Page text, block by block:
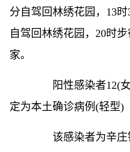
分自驾回林绣花园，13
自驾回林绣花园，20时
家。
阳性感染者12(女
定为本土确诊病例(轻型)
该感染者为辛庄